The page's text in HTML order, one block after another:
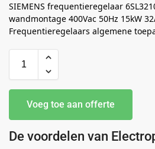
SIEMENS frequentieregelaar
wandmontage 400Vac 50Hz 15kW
Frequentieregelaars algemene
Voeg toe aan offerte
De voordelen van